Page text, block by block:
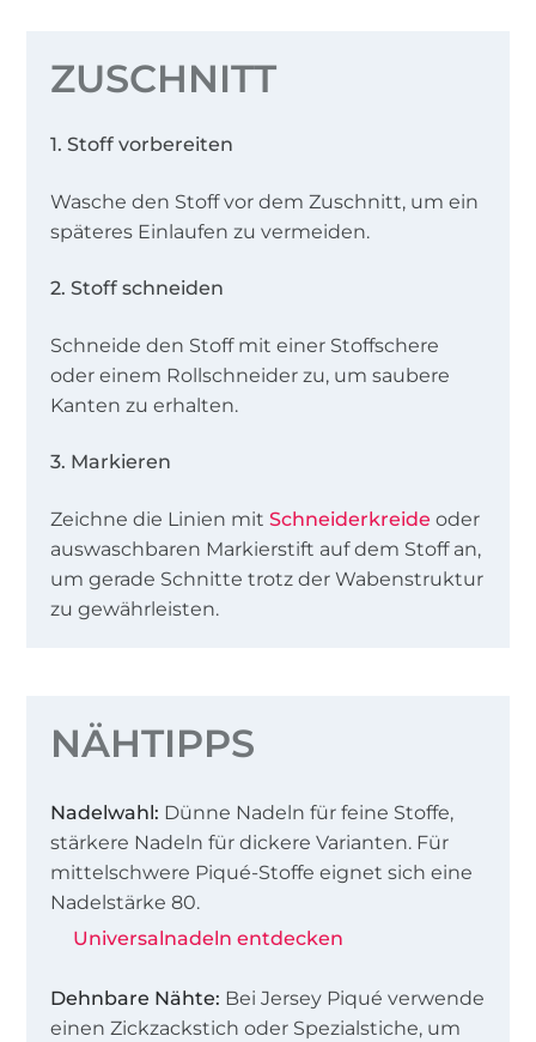
ZUSCHNITT
1. Stoff vorbereiten
Wasche den Stoff vor dem Zuschnitt, um ein
späteres Einlaufen zu vermeiden.
2. Stoff schneiden
Schneide den Stoff mit einer Stoffschere
oder einem Rollschneider zu, um saubere
Kanten zu erhalten.
3. Markieren
Zeichne die Linien mitSchneiderkreide oder
auswaschbaren Markierstift auf dem Stoff an,
um gerade Schnitte trotz der Wabenstruktur
zu gewährleisten.
NÄHTIPPS
Nadelwahl: Dünne Nadeln für feine Stoffe,
stärkere Nadeln für dickere Varianten. Für
mittelschwere Piqué-Stoffe eignet sich eine
Nadelstärke 80.
Universalnadeln entdecken
Dehnbare Nähte: Bei Jersey Piqué verwende
einen Zickzackstich oder Spezialstiche, um